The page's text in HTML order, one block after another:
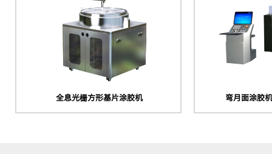
全息光栅方形基片涂胶机 弯月面涂胶